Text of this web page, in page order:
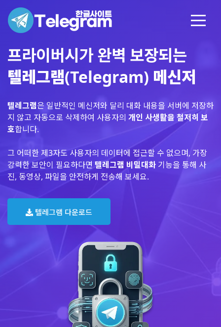
프라이버시가 완벽 보장되는
텔레그램(Telegram) 메신저
텔레그램은 일반적인 메신저와 달리 대화 내용을 서버에 저장하
지 않고 자동으로 삭제하여 사용자의 개인 사생활을 철저히 보
호합니다.
그 어떠한 제3자도 사용자의 데이터에 접근할 수 없으며, 가장
강력한 보안이 필요하다면 텔레그램 비밀대화 기능을 통해 사
진, 동영상, 파일을 안전하게 전송해 보세요.
텔레그램 다운로드